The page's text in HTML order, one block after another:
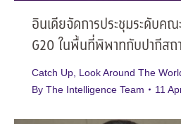
อินเดียจัดการประชุมระดับค
G20 ในพื้นที่พิพาทกับปากีสถ
Catch Up Look Around The
By The Intelligence Team 11